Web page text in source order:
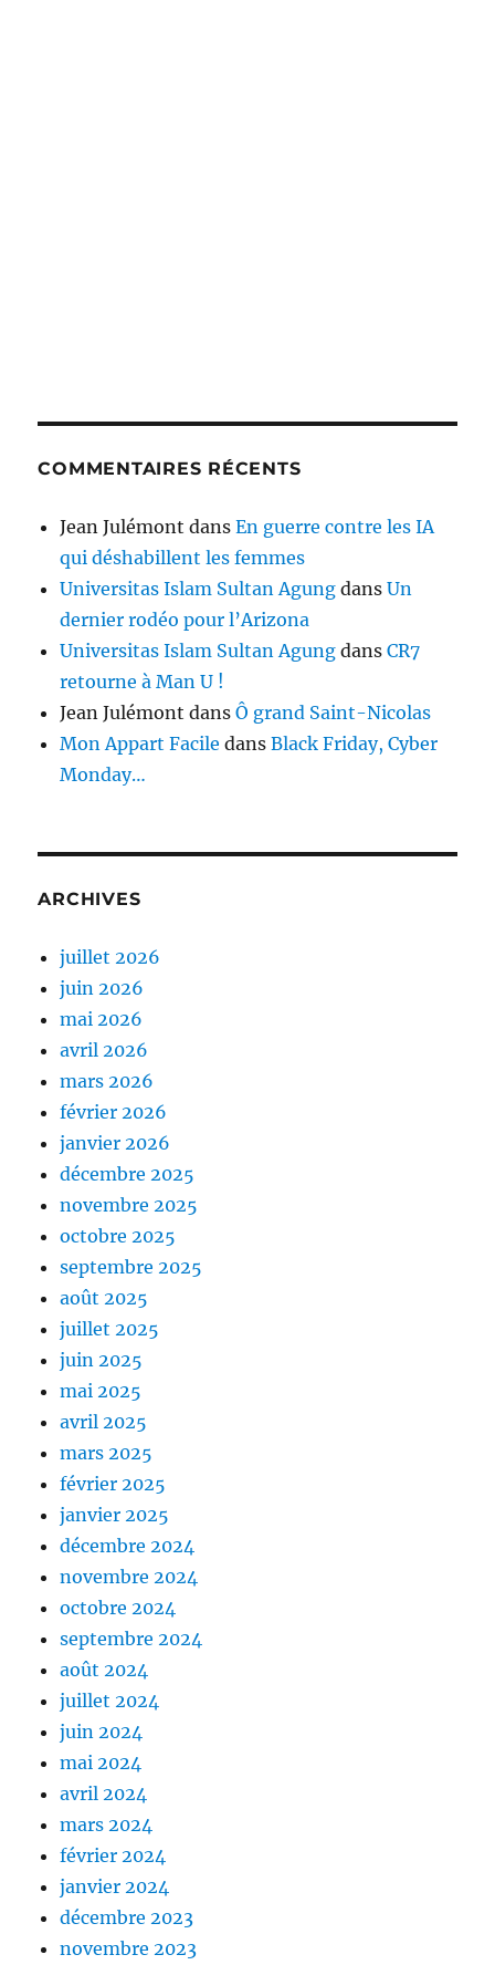
COMMENTAIRES RÉCENTS
Jean Julémont dansEn guerre contre les IA
qui déshabillent les femmes
Universitas Islam Sultan Agung dansUn
dernier rodéo pour l’Arizona
Universitas Islam Sultan Agung dansCR7
retourne à Man U !
Jean Julémont dansÔ grand Saint-Nicolas
Mon Appart Facile dansBlack Friday, Cyber
Monday…
ARCHIVES
juillet 2026
juin 2026
mai 2026
avril 2026
mars 2026
février 2026
janvier 2026
décembre 2025
novembre 2025
octobre 2025
septembre 2025
août 2025
juillet 2025
juin 2025
mai 2025
avril 2025
mars 2025
février 2025
janvier 2025
décembre 2024
novembre 2024
octobre 2024
septembre 2024
août 2024
juillet 2024
juin 2024
mai 2024
avril 2024
mars 2024
février 2024
janvier 2024
décembre 2023
novembre 2023